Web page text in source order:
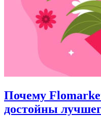
Почему
достойны